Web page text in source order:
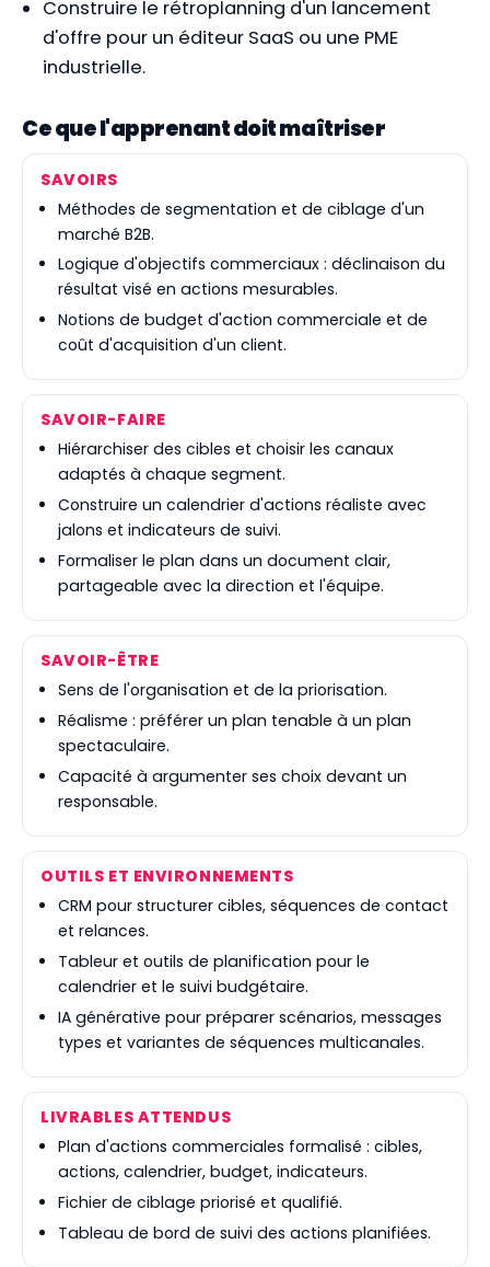
Construire le rétroplanning d'un lancement
d'offre pour un éditeur SaaS ou une PME
industrielle.
Ce que l'apprenant doit maîtriser
SAVOIRS
Méthodes de segmentation et de ciblage d'un
marché B2B.
Logique d'objectifs commerciaux : déclinaison du
résultat visé en actions mesurables.
Notions de budget d'action commerciale et de
coût d'acquisition d'un client.
SAVOIR-FAIRE
Hiérarchiser des cibles et choisir les canaux
adaptés à chaque segment.
Construire un calendrier d'actions réaliste avec
jalons et indicateurs de suivi.
Formaliser le plan dans un document clair,
partageable avec la direction et l'équipe.
SAVOIR-ÊTRE
Sens de l'organisation et de la priorisation.
Réalisme : préférer un plan tenable à un plan
spectaculaire.
Capacité à argumenter ses choix devant un
responsable.
OUTILS ET ENVIRONNEMENTS
CRM pour structurer cibles, séquences de contact
et relances.
Tableur et outils de planification pour le
calendrier et le suivi budgétaire.
IA générative pour préparer scénarios, messages
types et variantes de séquences multicanales.
LIVRABLES ATTENDUS
Plan d'actions commerciales formalisé : cibles,
actions, calendrier, budget, indicateurs.
Fichier de ciblage priorisé et qualifié.
Tableau de bord de suivi des actions planifiées.